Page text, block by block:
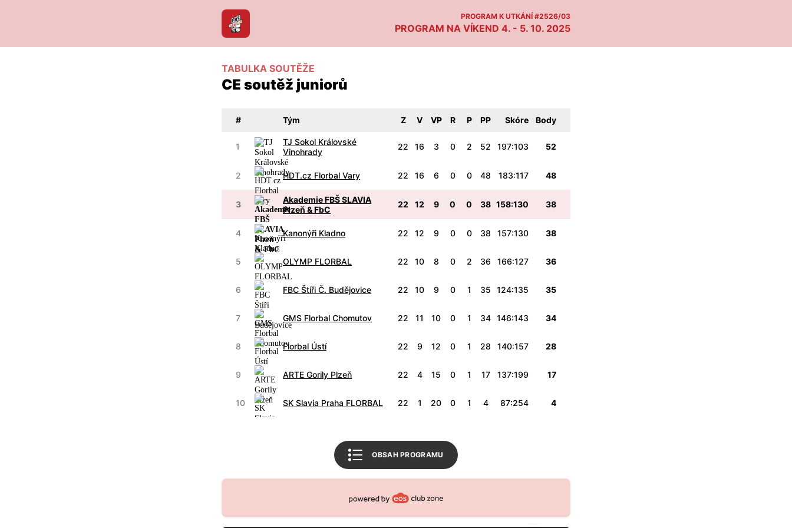
PROGRAM K UTKÁNÍ #2526/03
PROGRAM NA VÍKEND 4. - 5. 10. 2025
TABULKA SOUTĚŽE
CE soutěž juniorů
# Tým Z V VP R P PP Skóre Body
1
TJ Sokol Královské
Vinohrady
22 16 3 0 2 52 197:103 52
2 HDT.cz Florbal Vary 22 16 6 0 0 48 183:117 48
3
Akademie FBŠ SLAVIA
Plzeň & FbC
22 12 9 0 0 38 158:130 38
4 Kanonýři Kladno 22 12 9 0 0 38 157:130 38
5 OLYMP FLORBAL 22 10 8 0 2 36 166:127 36
6 FBC Štíři Č. Budějovice 22 10 9 0 1 35 124:135 35
7 GMS Florbal Chomutov 22 11 10 0 1 34 146:143 34
8 Florbal Ústí 22 9 12 0 1 28 140:157 28
9 ARTE Gorily Plzeň 22 4 15 0 1 17 137:199 17
10 SK Slavia Praha FLORBAL 22 1 20 0 1 4 87:254 4
OBSAH PROGRAMU
Úvodní slovo
Program utkání
Tabulka 1. liga mužů
Mohlo by vás zajímat
FBŠ SLAVIA Plzeň
Český florbal